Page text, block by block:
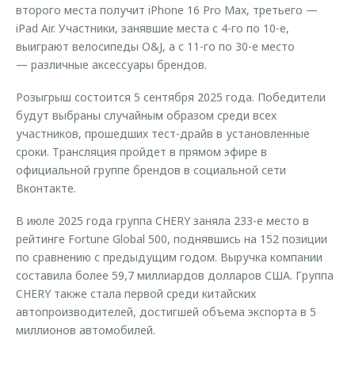
второго места получит iPhone 16 Pro Max, третьего —
iPad Air. Участники, занявшие места с 4-го по 10-е,
выиграют велосипеды O&J, а с 11-го по 30-е место
— различные аксессуары брендов.
Розыгрыш состоится 5 сентября 2025 года. Победители
будут выбраны случайным образом среди всех
участников, прошедших тест-драйв в установленные
сроки. Трансляция пройдет в прямом эфире в
официальной группе брендов в социальной сети
Вконтакте.
В июле 2025 года группа CHERY заняла 233-е место в
рейтинге Fortune Global 500, поднявшись на 152 позиции
по сравнению с предыдущим годом. Выручка компании
составила более 59,7 миллиардов долларов США. Группа
CHERY также стала первой среди китайских
автопроизводителей, достигшей объема экспорта в 5
миллионов автомобилей.